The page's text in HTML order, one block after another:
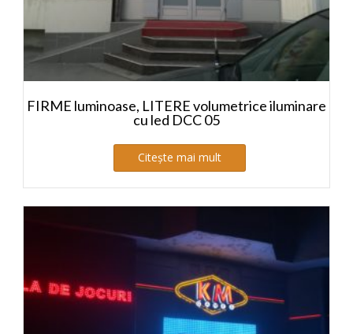
FIRME luminoase, LITERE volumetrice iluminare
cu led DCC 05
Citește mai mult